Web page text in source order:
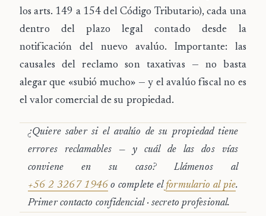
los arts. 149 a 154 del Código Tributario), cada una
dentro del plazo legal contado desde la
notificación del nuevo avalúo. Importante: las
causales del reclamo son taxativas — no basta
alegar que «subió mucho» — y el avalúo fiscalno es
el valor comercial de su propiedad.
¿Quiere saber si el avalúo de su propiedad tiene
errores reclamables — y cuál de las dos vías
conviene en su caso? Llámenos al
+56 2 3267 1946 o complete el formulario al pie.
Primer contacto confidencial · secreto profesional.